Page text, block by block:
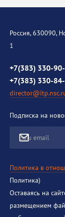
История
Контакты
Противодействие
Россия, 630090,
1
+7(383) 330-
+7(383) 330-
Подписка на
Ваш email
Политика в
Политика)
Оставаясь на
размещением